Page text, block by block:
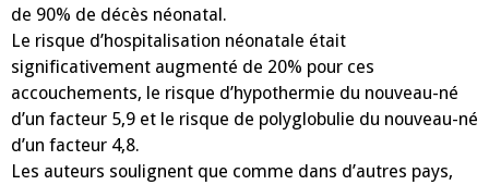
de 90% de décès néonatal.
Le risque d’hospitalisation néonatale était
significativement augmenté de 20% pour ces
accouchements, le risque d’hypothermie du nouveau-né
d’un facteur 5,9 et le risque de polyglobulie du nouveau-né
d’un facteur 4,8.
Les auteurs soulignent que comme dans d’autres pays,